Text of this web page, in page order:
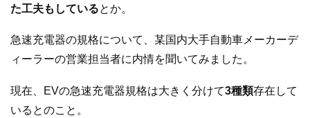
た工夫もしているとか。
急速充電器の規格について、某国内大手自動車メーカーデ
ィーラーの営業担当者に内情を聞いてみました。
現在、EVの急速充電器規格は大きく分けて3種類存在して
いるとのこと。